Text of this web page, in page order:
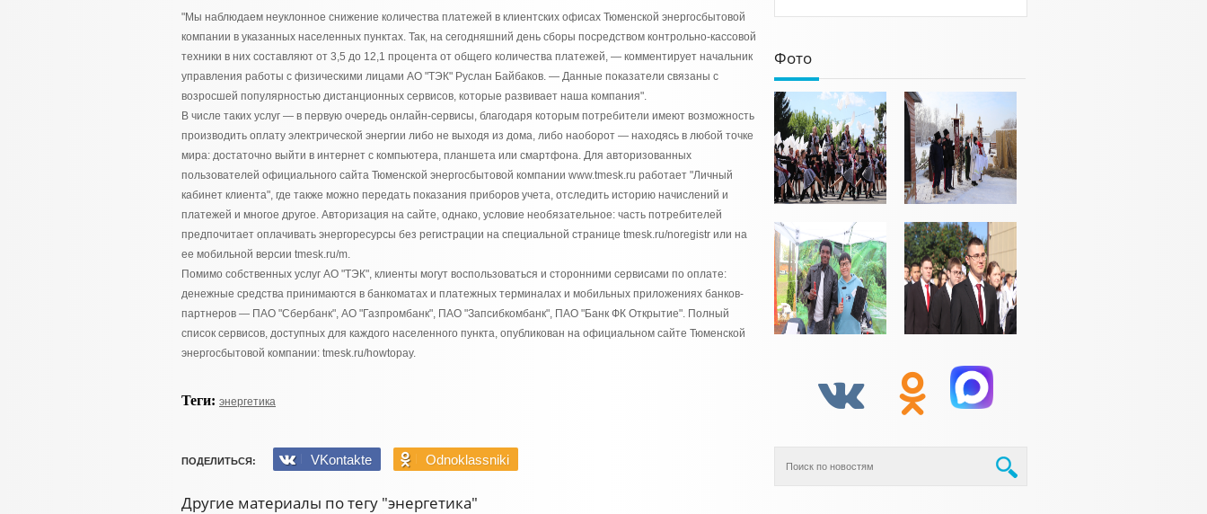
"Мы наблюдаем неуклонное снижение количества платежей в клиентских офисах Тюменской энергосбытовой
компании в указанных населенных пунктах. Так, на сегодняшний день сборы посредством контрольно-кассовой
техники в них составляют от 3,5 до 12,1 процента от общего количества платежей, — комментирует начальник
управления работы с физическими лицами АО "ТЭК" Руслан Байбаков. — Данные показатели связаны с
возросшей популярностью дистанционных сервисов, которые развивает наша компания".
В числе таких услуг — в первую очередь онлайн-сервисы, благодаря которым потребители имеют возможность
производить оплату электрической энергии либо не выходя из дома, либо наоборот — находясь в любой точке
мира: достаточно выйти в интернет с компьютера, планшета или смартфона. Для авторизованных
пользователей официального сайта Тюменской энергосбытовой компании www.tmesk.ru работает "Личный
кабинет клиента", где также можно передать показания приборов учета, отследить историю начислений и
платежей и многое другое. Авторизация на сайте, однако, условие необязательное: часть потребителей
предпочитает оплачивать энергоресурсы без регистрации на специальной странице tmesk.ru/noregistr или на
ее мобильной версии tmesk.ru/m.
Помимо собственных услуг АО "ТЭК", клиенты могут воспользоваться и сторонними сервисами по оплате:
денежные средства принимаются в банкоматах и платежных терминалах и мобильных приложениях банков-
партнеров — ПАО "Сбербанк", АО "Газпромбанк", ПАО "Запсибкомбанк", ПАО "Банк ФК Открытие". Полный
список сервисов, доступных для каждого населенного пункта, опубликован на официальном сайте Тюменской
энергосбытовой компании: tmesk.ru/howtopay.
Теги: энергетика
ПОДЕЛИТЬСЯ: VKontakte Odnoklassniki
Другие материалы по тегу "энергетика"
Фото